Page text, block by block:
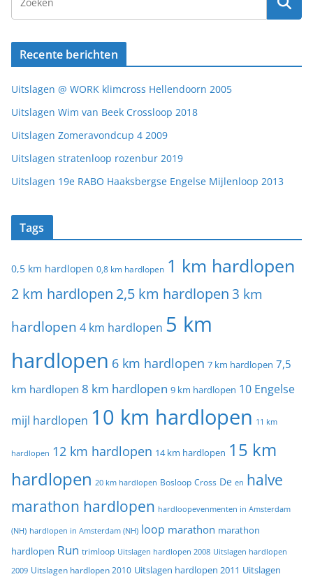
Recente berichten
Uitslagen @ WORK klimcross Hellendoorn 2005
Uitslagen Wim van Beek Crossloop 2018
Uitslagen Zomeravondcup 4 2009
Uitslagen stratenloop rozenbur 2019
Uitslagen 19e RABO Haaksbergse Engelse Mijlenloop 2013
Tags
0,5 km hardlopen 0,8 km hardlopen 1 km hardlopen
2 km hardlopen 2,5 km hardlopen 3 km
hardlopen 4 km hardlopen 5 km
hardlopen 6 km hardlopen 7 km hardlopen 7,5
km hardlopen 8 km hardlopen 9 km hardlopen 10 Engelse
mijl hardlopen 10 km hardlopen 11 km
hardlopen 12 km hardlopen 14 km hardlopen 15 km
hardlopen 20 km hardlopen Bosloop Cross De en halve
marathon hardlopen hardloopevenmenten in Amsterdam
(NH) hardlopen in Amsterdam (NH) loop marathon marathon
hardlopen Run trimloop Uitslagen hardlopen 2008 Uitslagen hardlopen
2009 Uitslagen hardlopen 2010 Uitslagen hardlopen 2011 Uitslagen